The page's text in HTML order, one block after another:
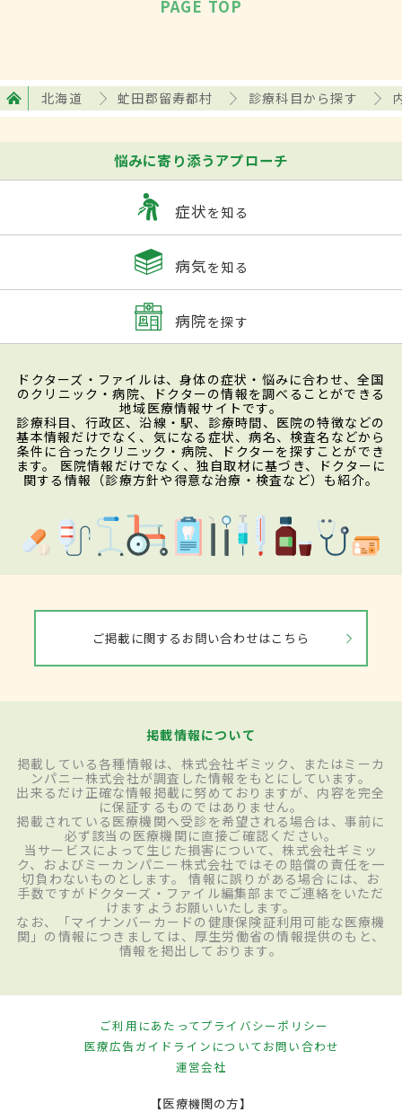
PAGE TOP
北海道 虻田郡留寿都村 診療科目から探す
悩みに寄り添うアプローチ
症状を知る
病気を知る
病院を探す
ドクターズ・ファイルは、身体の症状・悩みに合わせ、全国
のクリニック・病院、ドクターの情報を調べることができる
地域医療情報サイトです。
診療科目、行政区、沿線・駅、診療時間、医院の特徴などの
基本情報だけでなく、気になる症状、病名、検査名などから
条件に合ったクリニック・病院、ドクターを探すことができ
ます。 医院情報だけでなく、独自取材に基づき、ドクターに
関する情報（診療方針や得意な治療・検査など）も紹介。
ご掲載に関するお問い合わせはこちら
掲載情報について
掲載している各種情報は、株式会社ギミック、またはミーカ
ンパニー株式会社が調査した情報をもとにしています。
出来るだけ正確な情報掲載に努めておりますが、内容を完全
に保証するものではありません。
掲載されている医療機関へ受診を希望される場合は、事前に
必ず該当の医療機関に直接ご確認ください。
当サービスによって生じた損害について、株式会社ギミッ
ク、およびミーカンパニー株式会社ではその賠償の責任を一
切負わないものとします。 情報に誤りがある場合には、お
手数ですがドクターズ・ファイル編集部までご連絡をいただ
けますようお願いいたします。
なお、「マイナンバーカードの健康保険証利用可能な医療機
関」の情報につきましては、厚生労働省の情報提供のもと、
情報を掲出しております。
ご利用にあたってプライバシーポリシー
医療広告ガイドラインについてお問い合わせ
運営会社
【医療機関の方】